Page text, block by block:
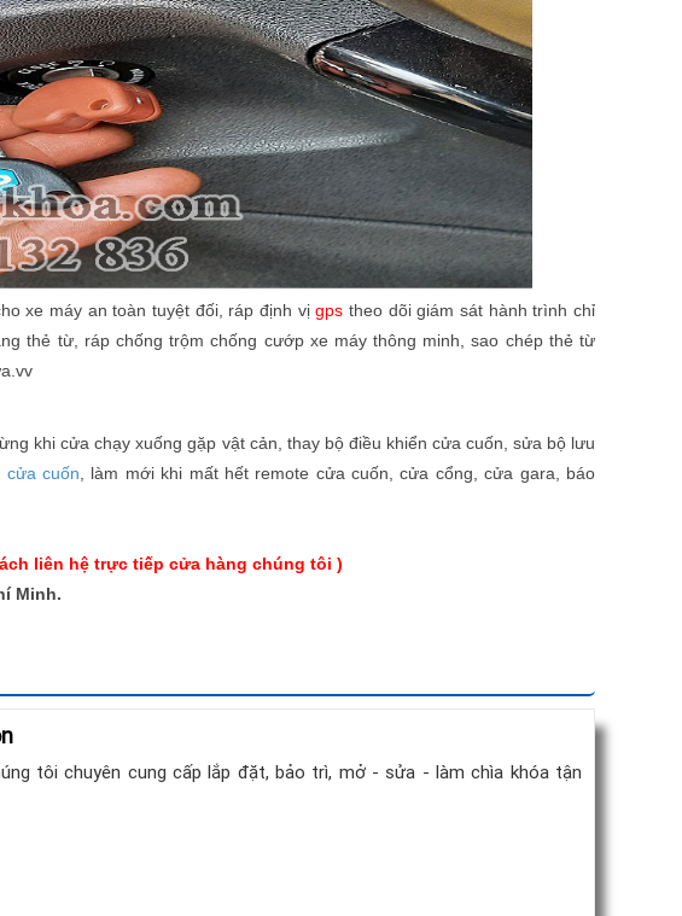
xe máy an toàn tuyệt đối, ráp định vịgps theo dõi giám sát hành trình chỉ
thẻ từ, ráp chống trộm chống cướp xe máy thông minh, sao chép thẻ từ
khi cửa chạy xuống gặp vật cản, thay bộ điều khiển cửa cuốn, sửa bộ lưu
cửa cuốn , làm mới khi mất hết remote cửa cuốn, cửa cổng, cửa gara, báo
liên hệ trực tiếp cửa hàng chúng tôi )
Minh.
tôi chuyên cung cấp lắp đặt, bảo trì, mở - sửa - làm chìa khóa tận